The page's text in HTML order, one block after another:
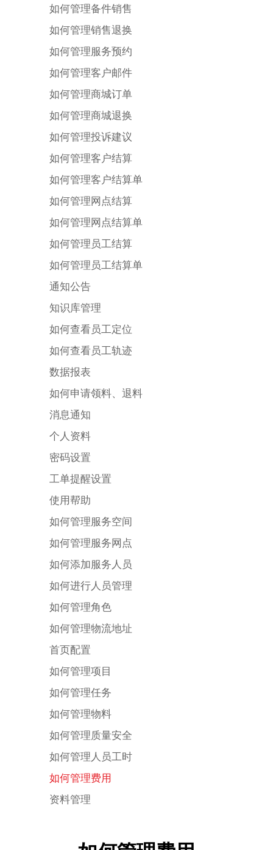
如何管理备件销售
如何管理销售退换
如何管理服务预约
如何管理客户邮件
如何管理商城订单
如何管理商城退换
如何管理投诉建议
如何管理客户结算
如何管理客户结算单
如何管理网点结算
如何管理网点结算单
如何管理员工结算
如何管理员工结算单
通知公告
知识库管理
如何查看员工定位
如何查看员工轨迹
数据报表
如何申请领料、退料
消息通知
个人资料
密码设置
工单提醒设置
使用帮助
如何管理服务空间
如何管理服务网点
如何添加服务人员
如何进行人员管理
如何管理角色
如何管理物流地址
首页配置
如何管理项目
如何管理任务
如何管理物料
如何管理质量安全
如何管理人员工时
如何管理费用
资料管理